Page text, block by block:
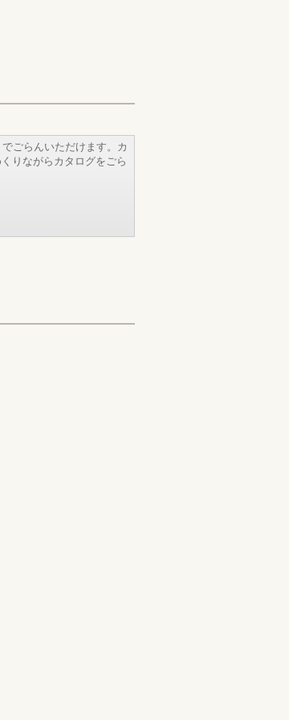
ごらんいただけます。カ
りながらカタログをごら